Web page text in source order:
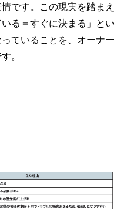
です。この現実を踏まえ
る＝すぐに決まる」とい
ていることを、オーナー
。